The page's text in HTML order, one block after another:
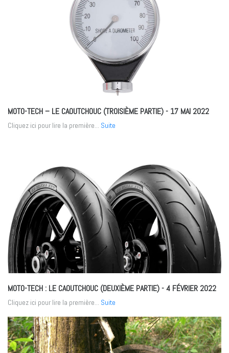
MOTO-TECH – LE CAOUTCHOUC (TROISIÈME PARTIE)- 17 MAI 2022
Cliquez ici pour lire la première... Suite
MOTO-TECH : LE CAOUTCHOUC (DEUXIÈME PARTIE)- 4 FÉVRIER 2022
Cliquez ici pour lire la première... Suite